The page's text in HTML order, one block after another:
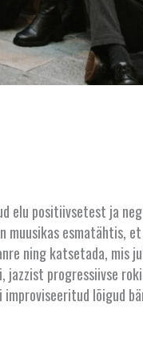
elu positiivsetest ja
esmatähtis,
ning katsetada,
progressiivse
lõigud